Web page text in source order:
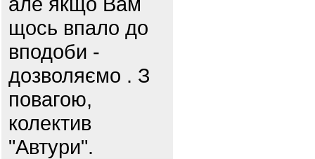
щось впало до
вподоби -
дозволяємо . З
повагою,
колектив
"Автури".